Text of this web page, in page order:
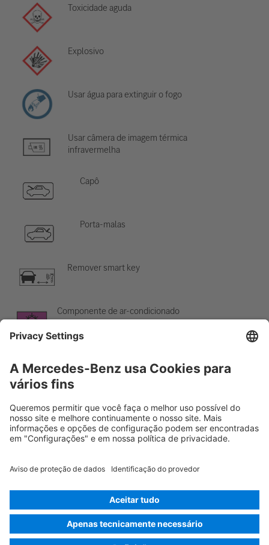
Toxicidade aguda
Explosivo
Usar água para extinguir o fogo
Usar câmera de imagem térmica
infravermelha
Capô
Porta-malas
Remover smart key
Componente de ar-condicionado
ID-Nr.: 465.600
© 2026Mercedes-Benz AG
Identificação do fornecedor
Configurações de cookies
Cookies
Proteção de dados Indicações legais